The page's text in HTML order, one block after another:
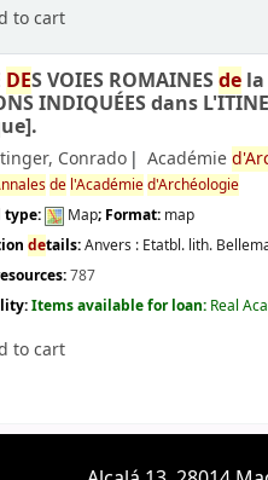
to cart
DES VOIES ROMAINESde la
INDIQUÉES dans
Conrado Académie
de l'Académied'Archéologie
type:
Map; Format: map
details:Anvers : Etatbl. lith.
787
Items available for loan: Real Aca
to cart